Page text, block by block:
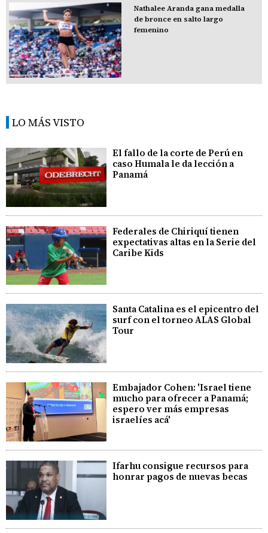
Nathalee Aranda gana medalla
de bronce en salto largo
femenino
LO MÁS VISTO
El fallo de la corte de Perú en
caso Humala le da lección a
Panamá
Federales de Chiriquí tienen
expectativas altas en la Serie del
Caribe Kids
Santa Catalina es el epicentro del
surf con el torneo ALAS Global
Tour
Embajador Cohen: 'Israel tiene
mucho para ofrecer a Panamá;
espero ver más empresas
israelíes acá'
Ifarhu consigue recursos para
honrar pagos de nuevas becas